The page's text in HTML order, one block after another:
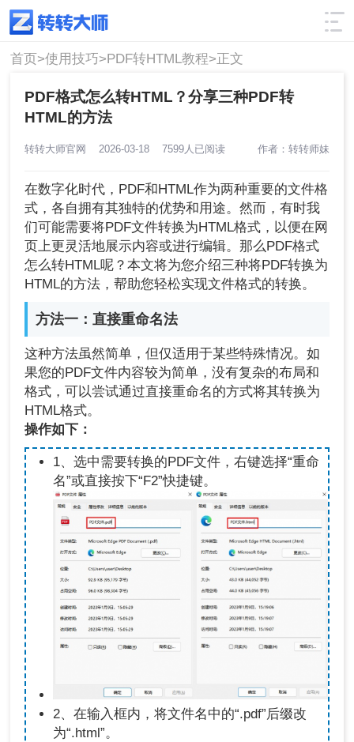
使用技巧 筛选
首页>使用技巧>PDF转HTML教程>正文
PDF格式怎么转HTML？分享三种PDF转
HTML的方法
转转大师官网 2026-03-18 7599人已阅读 作者：转转师妹
在数字化时代，PDF和HTML作为两种重要的文件格
式，各自拥有其独特的优势和用途。然而，有时我
们可能需要将PDF文件转换为HTML格式，以便在网
页上更灵活地展示内容或进行编辑。那么PDF格式
怎么转HTML呢？本文将为您介绍三种将PDF转换为
HTML的方法，帮助您轻松实现文件格式的转换。
方法一：直接重命名法
这种方法虽然简单，但仅适用于某些特殊情况。如
果您的PDF文件内容较为简单，没有复杂的布局和
格式，可以尝试通过直接重命名的方式将其转换为
HTML格式。
操作如下：
1、选中需要转换的PDF文件，右键选择“重命
名”或直接按下“F2”快捷键。
2、在输入框内，将文件名中的“.pdf”后缀改
为“.html”。